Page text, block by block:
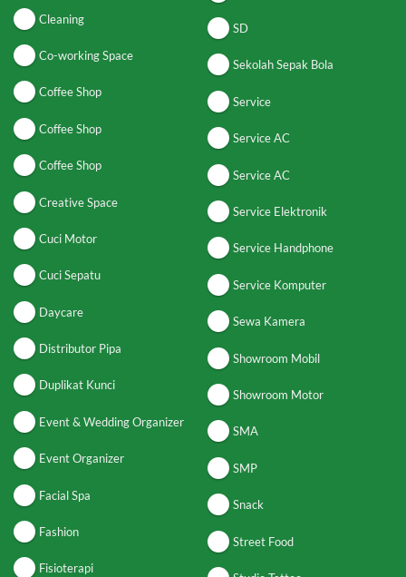
Cleaning
Co-working Space
Coffee Shop
Coffee Shop
Coffee Shop
Creative Space
Cuci Motor
Cuci Sepatu
Daycare
Distributor Pipa
Duplikat Kunci
Event & Wedding Organizer
Event Organizer
Facial Spa
Fashion
Fisioterapi
SD
Sekolah Sepak Bola
Service
Service AC
Service AC
Service Elektronik
Service Handphone
Service Komputer
Sewa Kamera
Showroom Mobil
Showroom Motor
SMA
SMP
Snack
Street Food